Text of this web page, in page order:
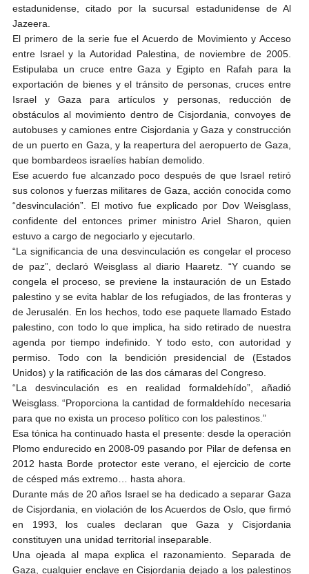
estadunidense, citado por la sucursal estadunidense de Al
Jazeera.
El primero de la serie fue el Acuerdo de Movimiento y Acceso
entre Israel y la Autoridad Palestina, de noviembre de 2005.
Estipulaba un cruce entre Gaza y Egipto en Rafah para la
exportación de bienes y el tránsito de personas, cruces entre
Israel y Gaza para artículos y personas, reducción de
obstáculos al movimiento dentro de Cisjordania, convoyes de
autobuses y camiones entre Cisjordania y Gaza y construcción
de un puerto en Gaza, y la reapertura del aeropuerto de Gaza,
que bombardeos israelíes habían demolido.
Ese acuerdo fue alcanzado poco después de que Israel retiró
sus colonos y fuerzas militares de Gaza, acción conocida como
“desvinculación”. El motivo fue explicado por Dov Weisglass,
confidente del entonces primer ministro Ariel Sharon, quien
estuvo a cargo de negociarlo y ejecutarlo.
“La significancia de una desvinculación es congelar el proceso
de paz”, declaró Weisglass al diario Haaretz. “Y cuando se
congela el proceso, se previene la instauración de un Estado
palestino y se evita hablar de los refugiados, de las fronteras y
de Jerusalén. En los hechos, todo ese paquete llamado Estado
palestino, con todo lo que implica, ha sido retirado de nuestra
agenda por tiempo indefinido. Y todo esto, con autoridad y
permiso. Todo con la bendición presidencial de (Estados
Unidos) y la ratificación de las dos cámaras del Congreso.
“La desvinculación es en realidad formaldehído”, añadió
Weisglass. “Proporciona la cantidad de formaldehído necesaria
para que no exista un proceso político con los palestinos.”
Esa tónica ha continuado hasta el presente: desde la operación
Plomo endurecido en 2008-09 pasando por Pilar de defensa en
2012 hasta Borde protector este verano, el ejercicio de corte
de césped más extremo… hasta ahora.
Durante más de 20 años Israel se ha dedicado a separar Gaza
de Cisjordania, en violación de los Acuerdos de Oslo, que firmó
en 1993, los cuales declaran que Gaza y Cisjordania
constituyen una unidad territorial inseparable.
Una ojeada al mapa explica el razonamiento. Separada de
Gaza, cualquier enclave en Cisjordania dejado a los palestinos